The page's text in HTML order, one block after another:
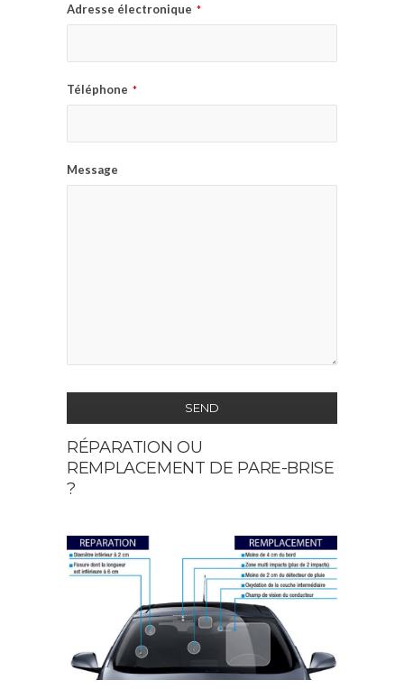
Adresse électronique *
Téléphone *
Message
SEND
This
field
should
left
blank
RÉPARATION OU
REMPLACEMENT DE PARE-BRISE
?